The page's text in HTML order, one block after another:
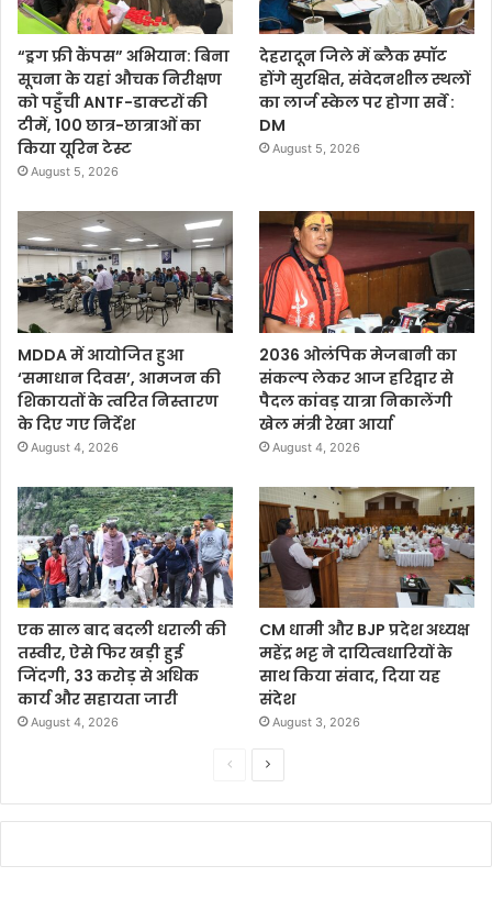
“ड्रग फ्री कैंपस” अभियान: बिना
सूचना के यहां औचक निरीक्षण
को पहुँची ANTF-डाक्टरों की
टीमें, 100 छात्र-छात्राओं का
किया यूरिन टेस्ट
August 5, 2026
देहरादून जिले में ब्लैक स्पॉट
होंगे सुरक्षित, संवेदनशील स्थलों
का लार्ज स्केल पर होगा सर्वे :
DM
August 5, 2026
MDDA में आयोजित हुआ
‘समाधान दिवस’, आमजन की
शिकायतों के त्वरित निस्तारण
के दिए गए निर्देश
August 4, 2026
2036 ओलंपिक मेजबानी का
संकल्प लेकर आज हरिद्वार से
पैदल कांवड़ यात्रा निकालेंगी
खेल मंत्री रेखा आर्या
August 4, 2026
एक साल बाद बदली धराली की
तस्वीर, ऐसे फिर खड़ी हुई
जिंदगी, 33 करोड़ से अधिक
कार्य और सहायता जारी
August 4, 2026
CM धामी और BJP प्रदेश अध्यक्ष
महेंद्र भट्ट ने दायित्वधारियों के
साथ किया संवाद, दिया यह
संदेश
August 3, 2026
e
x